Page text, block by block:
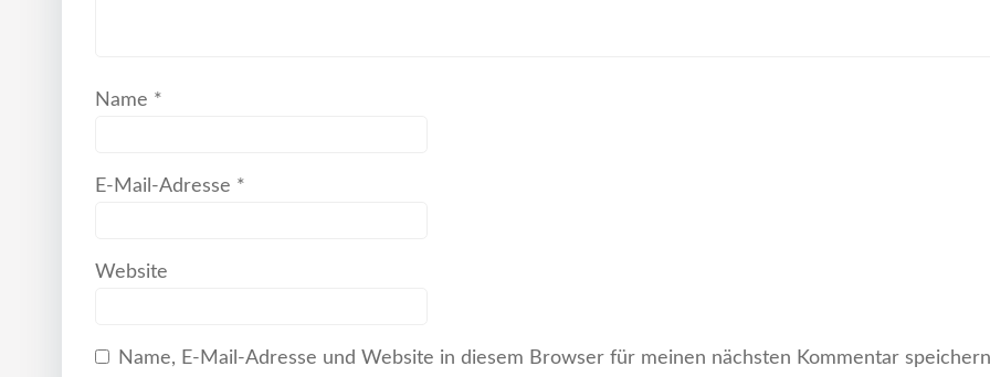
Name *
E-Mail-Adresse *
Website
Name, E-Mail-Adresse und Website in diesem Browser für meinen nächsten Kommentar